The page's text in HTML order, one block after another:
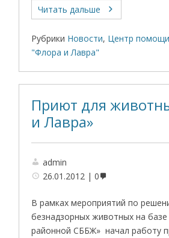
Читать дальше
Рубрики Новости, Центр
"Флора и Лавра"
Приют для
и Лавра»
admin
26.01.2012
0
В рамках мероприятий по
безнадзорных животных на базе
районной СББЖ» начал работу